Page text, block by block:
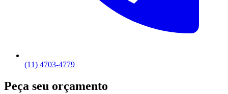
(11) 4703-4779
Peça seu orçamento